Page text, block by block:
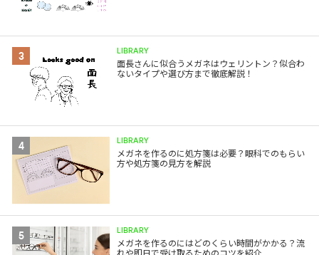
3
LIBRARY
面長さんに似合うメガネはウェリントン？似合わ
ないタイプや選び方まで徹底解説！
4
LIBRARY
メガネを作るのに処方箋は必要？眼科でのもらい
方や処方箋の見方を解説
5
LIBRARY
メガネを作るのにはどのくらい時間がかかる？流